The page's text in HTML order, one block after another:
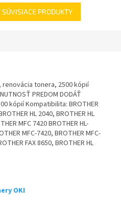
PRODUKTY
renovácia tonera, 2500 kópií
PREDOM DODÁŤ
kópií Kompatibilita: BROTHER
HL 2040, BROTHER HL
MFC 7420 BROTHER HL-
MFC-7420, BROTHER MFC-
FAX 8650, BROTHER HL
OKI